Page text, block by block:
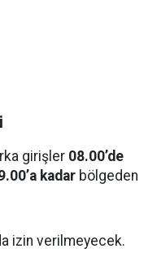
girişler 08.00’de
kadar bölgeden
izin verilmeyecek.